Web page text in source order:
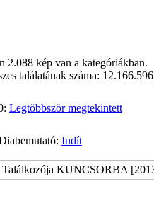
2.088 kép van a kategóriákban.
találatának száma: 12.166.596
Legtöbbször megtekintett
Indít